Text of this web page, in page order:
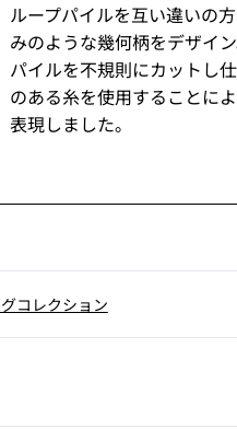
ループパイルを互い違いの
みのような幾何柄をデザイ
パイルを不規則にカットし
のある糸を使用することに
表現しました。
コレクション